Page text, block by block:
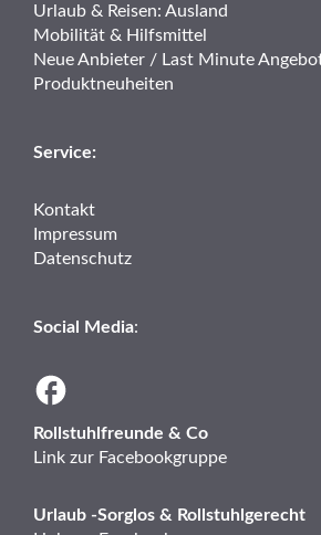
Urlaub & Reisen: Ausland
Mobilität & Hilfsmittel
Neue Anbieter / Last Minute
Produktneuheiten
Service:
Kontakt
Impressum
Datenschutz
Social Media:
Rollstuhlfreunde & Co
Link zur Facebookgruppe
Urlaub -Sorglos & Rollstuhlgerecht